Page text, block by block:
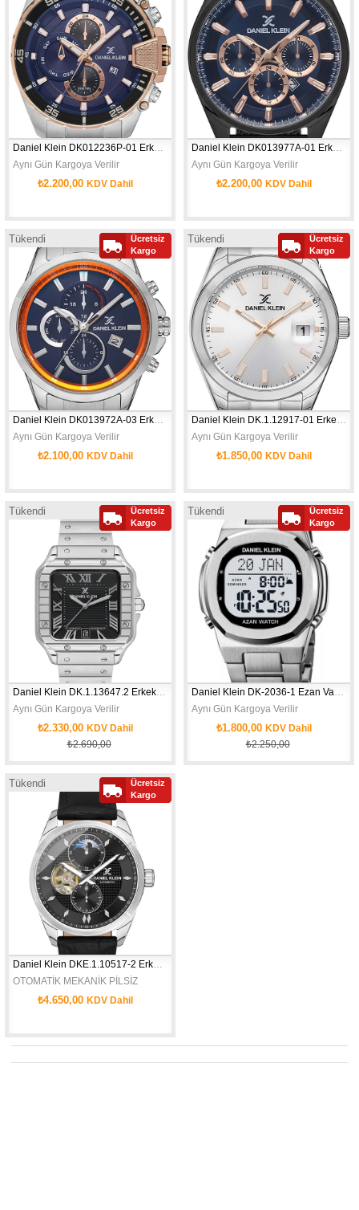
Daniel Klein DK012236P-01 Erkek Kol Saati
Aynı Gün Kargoya Verilir
₺2.200,00 KDV Dahil
Daniel Klein DK013977A-01 Erkek Kol Saati
Aynı Gün Kargoya Verilir
₺2.200,00 KDV Dahil
Tükendi
Daniel Klein DK013972A-03 Erkek Kol Saati
Aynı Gün Kargoya Verilir
₺2.100,00 KDV Dahil
Ücretsiz
Kargo
Yeni
Tükendi
Daniel Klein DK.1.12917-01 Erkek Kol Saati
Aynı Gün Kargoya Verilir
₺1.850,00 KDV Dahil
Ücretsiz
Kargo
Yeni
Ürün
Tükendi
Daniel Klein DK.1.13647.2 Erkek Kol Saati
Aynı Gün Kargoya Verilir
₺2.330,00 KDV Dahil
₺2.690,00
Ücretsiz
Kargo
Yeni
Tükendi
Daniel Klein DK-2036-1 Ezan Vakitlerini BildirenErkek Kol Saati
Aynı Gün Kargoya Verilir
₺1.800,00 KDV Dahil
₺2.250,00
Ücretsiz
Kargo
Yeni
Tükendi
Daniel Klein DKE.1.10517-2 Erkek Kol Saati
OTOMATİK MEKANİK PİLSİZ
₺4.650,00 KDV Dahil
Ücretsiz
Kargo
Yeni